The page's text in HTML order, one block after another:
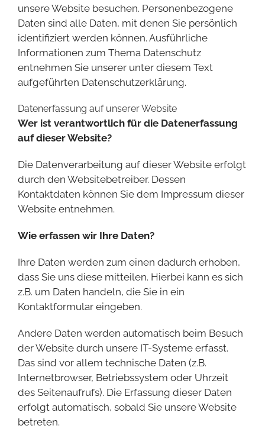
unsere Website besuchen. Personenbezogene
Daten sind alle Daten, mit denen Sie persönlich
identifiziert werden können. Ausführliche
Informationen zum Thema Datenschutz
entnehmen Sie unserer unter diesem Text
aufgeführten Datenschutzerklärung.
Datenerfassung auf unserer Website
Wer ist verantwortlich für die Datenerfassung
auf dieser Website?
Die Datenverarbeitung auf dieser Website erfolgt
durch den Websitebetreiber. Dessen
Kontaktdaten können Sie dem Impressum dieser
Website entnehmen.
Wie erfassen wir Ihre Daten?
Ihre Daten werden zum einen dadurch erhoben,
dass Sie uns diese mitteilen. Hierbei kann es sich
z.B. um Daten handeln, die Sie in ein
Kontaktformular eingeben.
Andere Daten werden automatisch beim Besuch
der Website durch unsere IT-Systeme erfasst.
Das sind vor allem technische Daten (z.B.
Internetbrowser, Betriebssystem oder Uhrzeit
des Seitenaufrufs). Die Erfassung dieser Daten
erfolgt automatisch, sobald Sie unsere Website
betreten.